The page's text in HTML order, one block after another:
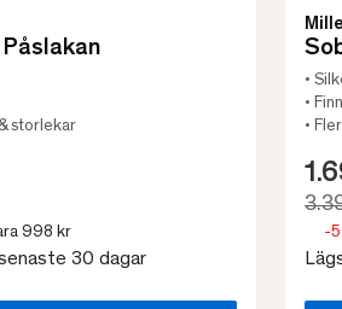
storlekar
998 kr
30 dagar
•
•
•
-